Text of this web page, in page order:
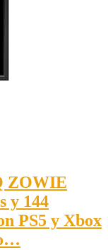
ZOWIE
y 144
PS5 y Xbox